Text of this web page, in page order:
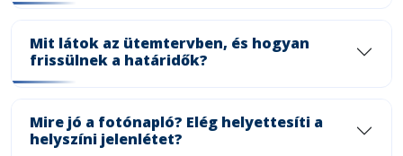
Mit látok az ütemtervben, és hogyan
frissülnek a határidők?
Mire jó a fotónapló? Elég helyettesíti a
helyszíni jelenlétet?